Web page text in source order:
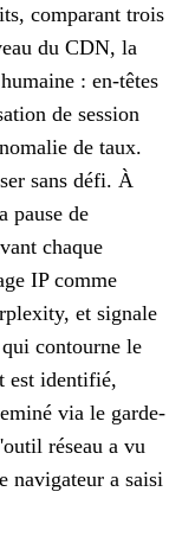
comparant trois
du CDN, la
: en-têtes
de session
de taux.
sans défi. À
pause de
chaque
IP comme
et signale
contourne le
est identifié,
via le garde-
réseau a vu
navigateur a saisi